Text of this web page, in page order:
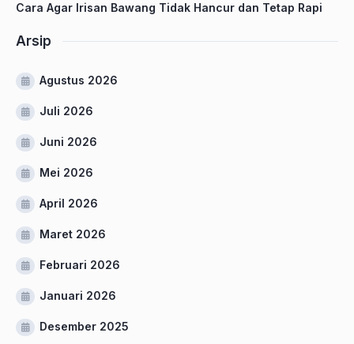
Cara Agar Irisan Bawang Tidak Hancur dan Tetap Rapi
Arsip
Agustus 2026
Juli 2026
Juni 2026
Mei 2026
April 2026
Maret 2026
Februari 2026
Januari 2026
Desember 2025